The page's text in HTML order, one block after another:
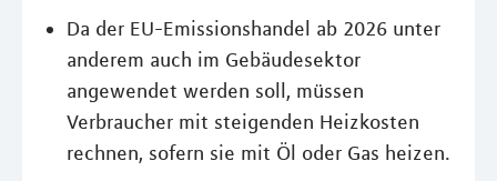
Da der EU-Emissionshandel ab 2026 unter
anderem auch im Gebäudesektor
angewendet werden soll, müssen
Verbraucher mit steigenden Heizkosten
rechnen, sofern sie mit Öl oder Gas heizen.